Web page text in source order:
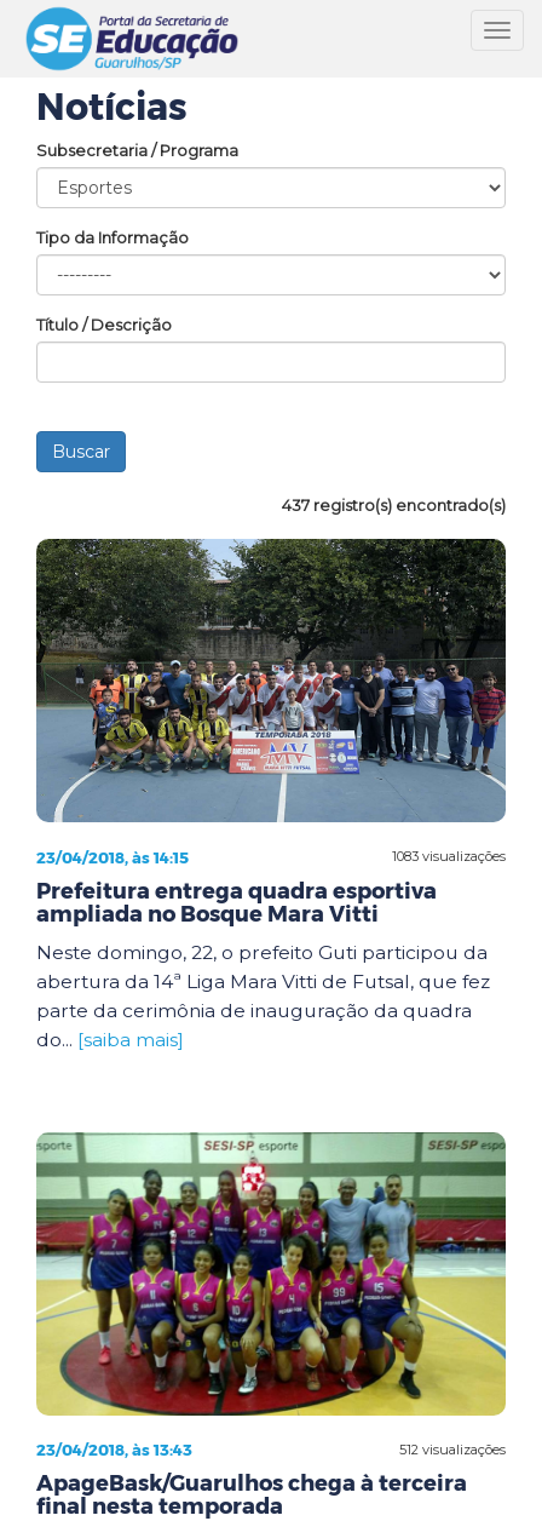
Notícias
Subsecretaria / Programa
Tipo da Informação
Título / Descrição
437 registro(s) encontrado(s)
1083 visualizações
23/04/2018, às 14:15
Prefeitura entrega quadra esportiva
ampliada no Bosque Mara Vitti
Neste domingo, 22, o prefeito Guti participou da
abertura da 14ª Liga Mara Vitti de Futsal, que fez
parte da cerimônia de inauguração da quadra
do... [saiba mais]
512 visualizações
23/04/2018, às 13:43
ApageBask/Guarulhos chega à terceira
final nesta temporada